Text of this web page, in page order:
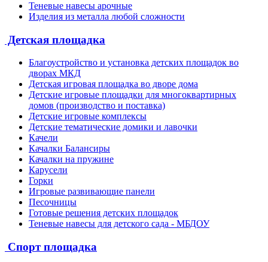
Теневые навесы арочные
Изделия из металла любой сложности
Детская площадка
Благоустройство и установка детских площадок во
дворах МКД
Детская игровая площадка во дворе дома
Детские игровые площадки для многоквартирных
домов (производство и поставка)
Детские игровые комплексы
Детские тематические домики и лавочки
Качели
Качалки Балансиры
Качалки на пружине
Карусели
Горки
Игровые развивающие панели
Песочницы
Готовые решения детских площадок
Теневые навесы для детского сада - МБДОУ
Спорт площадка